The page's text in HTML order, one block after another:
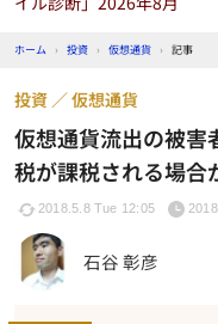
ホーム › 投資 › 仮想通貨 › 記事
仮想通貨流出の被害
税が課税される場合
投資 仮想通貨
2018.5.8 Tue 12:05
石谷 彰彦